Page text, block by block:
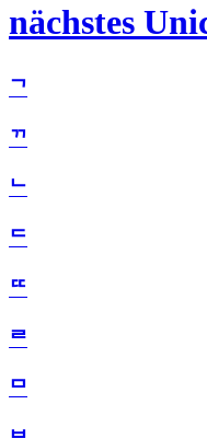
nächstes
ᄀ
ᄁ
ᄂ
ᄃ
ᄄ
ᄅ
ᄆ